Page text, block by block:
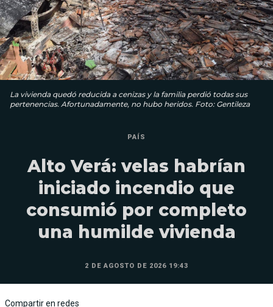
La vivienda quedó reducida a cenizas y la familia perdió todas sus
pertenencias. Afortunadamente, no hubo heridos. Foto: Gentileza
PAÍS
Alto Verá: velas habrían
iniciado incendio que
consumió por completo
una humilde vivienda
2 DE AGOSTO DE 2026 19:43
Compartir en redes